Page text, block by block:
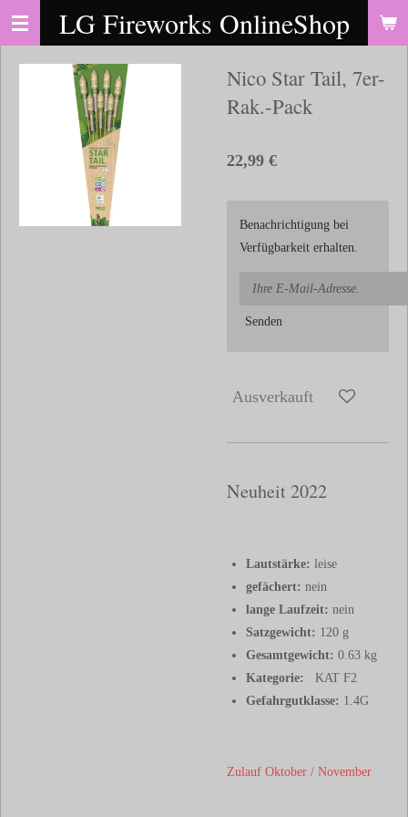
Zum
springen
LG Fireworks OnlineShop
Nico Star Tail, 7er-
Rak.-Pack
22,99 €
Benachrichtigung bei
Verfügbarkeit erhalten.
Senden
Ausverkauft
Neuheit 2022
Lautstärke: leise
gefächert: nein
lange Laufzeit: nein
Satzgewicht: 120 g
Gesamtgewicht: 0.63 kg
Kategorie:
KAT F2
Gefahrgutklasse: 1.4G
Zulauf Oktober / November